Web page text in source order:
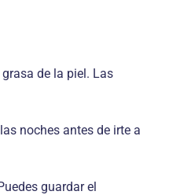
de la piel. Las
noches antes de irte a
guardar el